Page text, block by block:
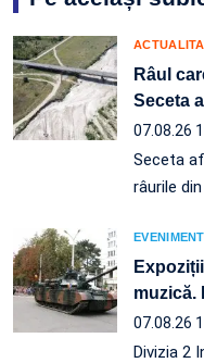
Râul
Seceta
07.08.26
Seceta
râurile
EVENIMENT
muzică.
07.08.26
Divizia 2